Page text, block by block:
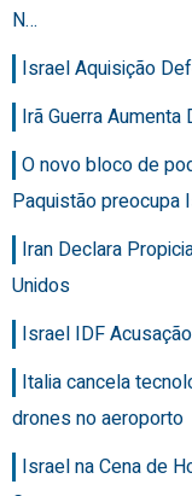
N…
Israel Aquisição
Irã Guerra
O novo bloco de
Paquistão preocupa
Iran Declara
Unidos
Israel IDF
Italia cancela
drones no aeroporto
Israel na Cena de